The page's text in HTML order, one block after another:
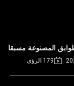
المصنوعة مسبقا
179 الرؤى